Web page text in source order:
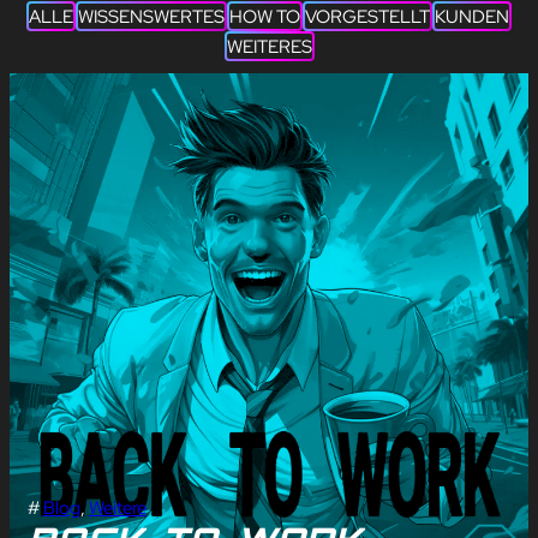
ALLE WISSENSWERTES HOW TO VORGESTELLT KUNDEN
WEITERES
# Blog, Weitere